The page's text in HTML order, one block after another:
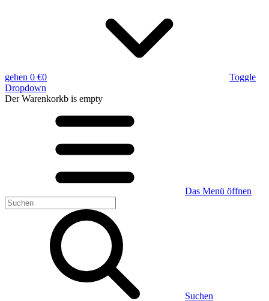
gehen 0 €0
Toggle
Dropdown
Der Warenkorkb is empty
Das Menü öffnen
Suchen